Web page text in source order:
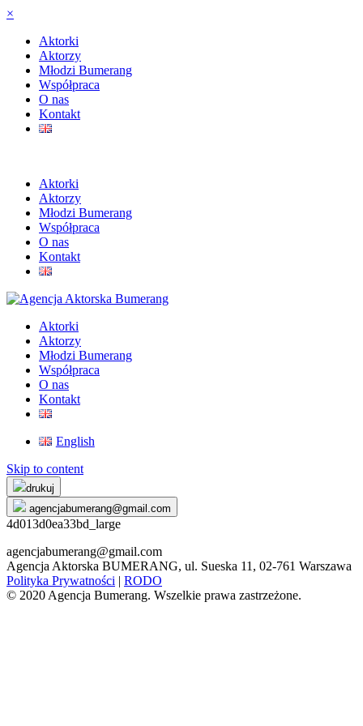
×
Aktorki
Aktorzy
Młodzi Bumerang
Współpraca
O nas
Kontakt
Aktorki
Aktorzy
Młodzi Bumerang
Współpraca
O nas
Kontakt
Aktorki
Aktorzy
Młodzi Bumerang
Współpraca
O nas
Kontakt
English
Skip to content
drukuj
agencjabumerang@gmail.com
4d013d0ea33bd_large
agencjabumerang@gmail.com
Agencja Aktorska BUMERANG, ul. Sueska 11, 02-761 Warszawa
Polityka Prywatności | RODO
© 2020 Agencja Bumerang. Wszelkie prawa zastrzeżone.